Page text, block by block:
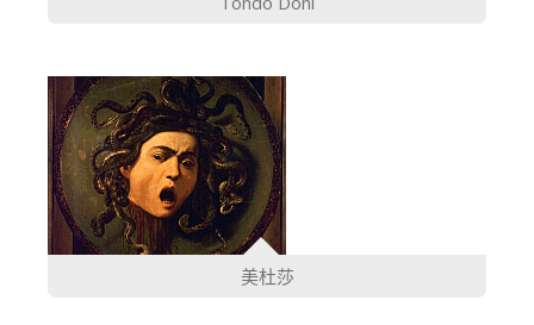
美杜莎